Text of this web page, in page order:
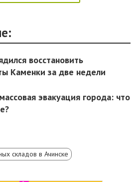
восстановить
Каменки за две недели
эвакуация города: что
складов в Ачинске